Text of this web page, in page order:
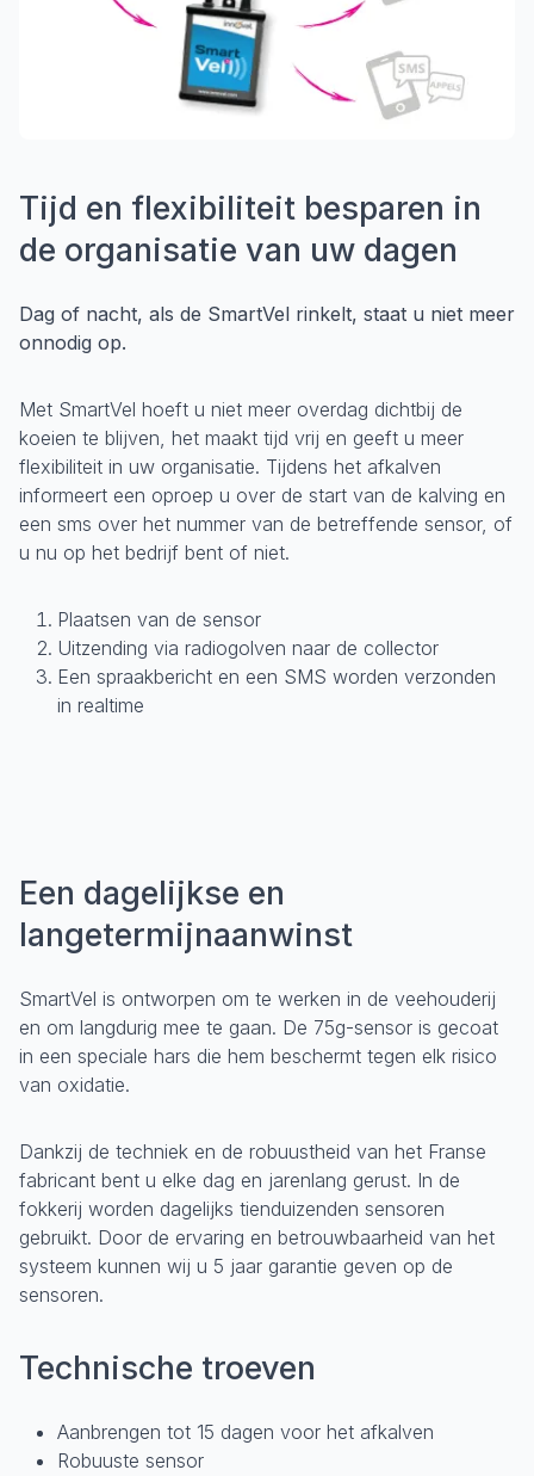
Tijd en flexibiliteit besparen in
de organisatie van uw dagen
Dag of nacht, als de SmartVel rinkelt, staat u niet meer
onnodig op.
Met SmartVel hoeft u niet meer overdag dichtbij de
koeien te blijven, het maakt tijd vrij en geeft u meer
flexibiliteit in uw organisatie. Tijdens het afkalven
informeert een oproep u over de start van de kalving en
een sms over het nummer van de betreffende sensor, of
u nu op het bedrijf bent of niet.
Plaatsen van de sensor
Uitzending via radiogolven naar de collector
Een spraakbericht en een SMS worden verzonden
in realtime
Een dagelijkse en
langetermijnaanwinst
SmartVel is ontworpen om te werken in de veehouderij
en om langdurig mee te gaan. De 75g-sensor is gecoat
in een speciale hars die hem beschermt tegen elk risico
van oxidatie.
Dankzij de techniek en de robuustheid van het Franse
fabricant bent u elke dag en jarenlang gerust. In de
fokkerij worden dagelijks tienduizenden sensoren
gebruikt. Door de ervaring en betrouwbaarheid van het
systeem kunnen wij u 5 jaar garantie geven op de
sensoren.
Technische troeven
Aanbrengen tot 15 dagen voor het afkalven
Robuuste sensor